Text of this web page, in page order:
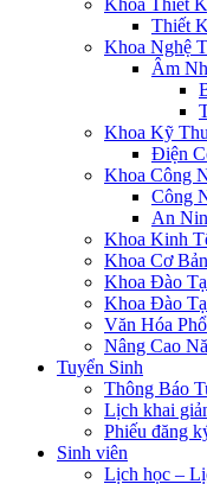
Khoa Thiết
Thiết
Khoa Nghệ
Âm
Khoa Kỹ
Điện
Khoa Công
Công
An
Khoa Kinh
Khoa Cơ Bản
Khoa Đào
Khoa Đào
Văn Hóa
Nâng Cao
Tuyển Sinh
Thông Báo
Lịch khai
Phiếu đăng
Sinh viên
Lịch học –